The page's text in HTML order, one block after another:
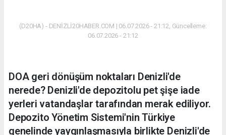
(D20HA) - DENİZLİ20HABER.COM | 06.07.2026 - 21:12, Güncelleme:
06.07.2026 - 21:12
DOA geri dönüşüm noktaları Denizli'de
nerede? Denizli'de depozitolu pet şişe iade
yerleri vatandaşlar tarafından merak ediliyor.
Depozito Yönetim Sistemi'nin Türkiye
genelinde yaygınlaşmasıyla birlikte Denizli'de